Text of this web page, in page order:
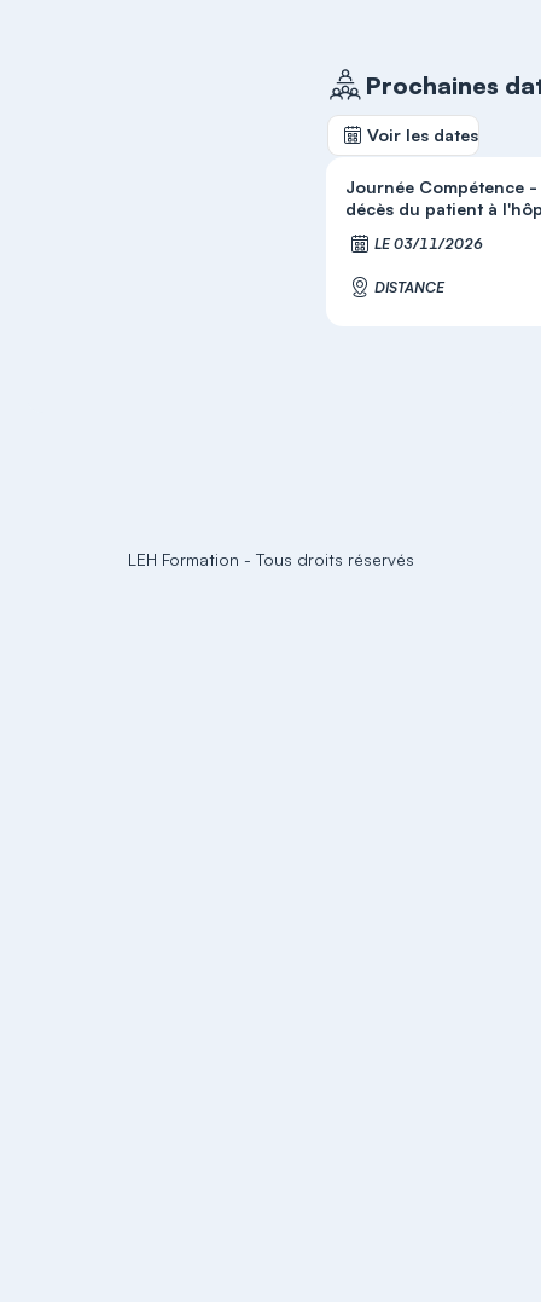
Prochaines
Voir les dates
Journée Compétence -
décès du patient à
LE 03/11/2026
DISTANCE
LEH Formation - Tous droits réservés